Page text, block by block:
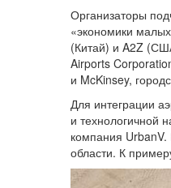
Организаторы
«экономики
(Китай) и A2Z
Airports
и McKinsey,
Для интеграции
и технологичной
компания UrbanV.
области. К